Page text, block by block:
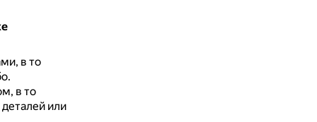
в то
в то
или